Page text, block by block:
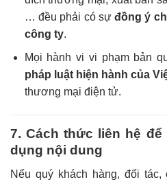
… đều phải có sựđồng ý
công ty.
Mọi hành vi vi phạm bản
pháp luật hiện hành của
thương mại điện tử.
7. Cách thức liên hệ
dụng nội dung
Nếu quý khách hàng, đối